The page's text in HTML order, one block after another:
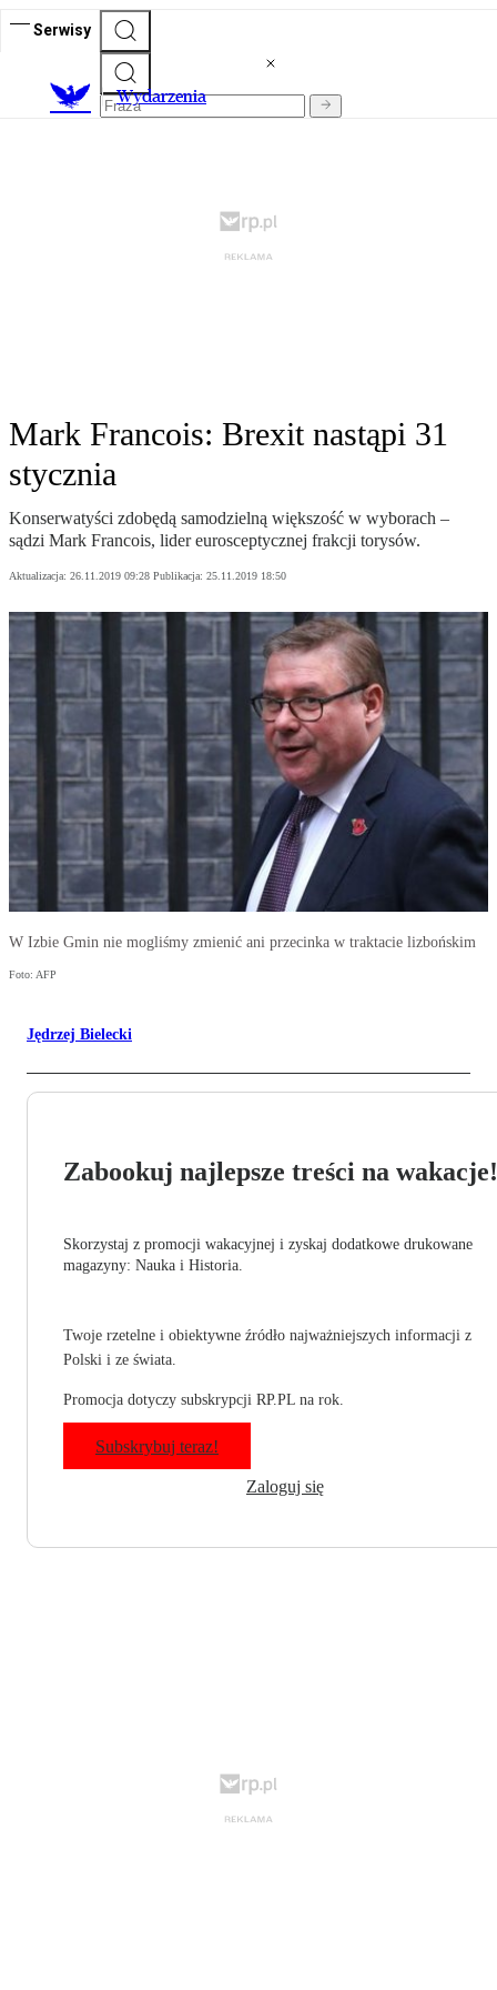
Serwisy
Wydarzenia
Mark Francois: Brexit nastąpi 31
stycznia
Konserwatyści zdobędą samodzielną większość w wyborach –
sądzi Mark Francois, lider eurosceptycznej frakcji torysów.
Aktualizacja: 26.11.2019 09:28 Publikacja: 25.11.2019 18:50
W Izbie Gmin nie mogliśmy zmienić ani przecinka w traktacie lizbońskim
Foto: AFP
Jędrzej Bielecki
Zabookuj najlepsze treści na wakacje!
Skorzystaj z promocji wakacyjnej i zyskaj dodatkowe drukowane
magazyny: Nauka i Historia.
Twoje rzetelne i obiektywne źródło najważniejszych informacji z
Polski i ze świata.
Promocja dotyczy subskrypcji RP.PL na rok.
Subskrybuj teraz!
Zaloguj się